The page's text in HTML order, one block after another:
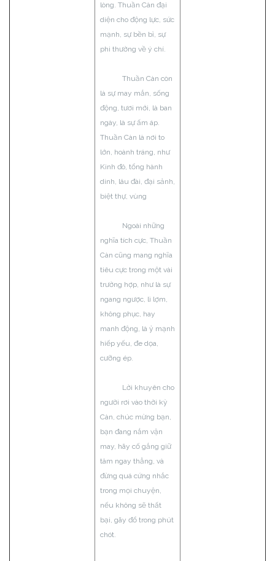
lòng. Thuần Càn đại
diện cho động lực, sức
mạnh, sự bền bỉ, sự
phi thường về ý chí.
Thuần Càn còn
là sự may mắn, sống
động, tươi mới, là ban
ngày, là sự ấm áp.
Thuần Càn là nơi to
lớn, hoành tráng, như
Kinh đô, tổng hành
dinh, lâu đài, đại sảnh,
biệt thự, vùng
Ngoài những
nghĩa tích cực, Thuần
Càn cũng mang nghĩa
tiêu cực trong một vài
trường hợp, như là sự
ngang ngược, lì lợm,
không phục, hay
manh động, là ỷ mạnh
hiếp yếu, đe dọa,
cưỡng ép.
Lời khuyên cho
người rơi vào thời kỳ
Càn, chúc mừng bạn,
bạn đang nắm vận
may, hãy cố gắng giữ
tâm ngay thẳng, và
đừng quá cứng nhắc
trong mọi chuyện,
nếu không sẽ thất
bại, gãy đổ trong phút
chót.